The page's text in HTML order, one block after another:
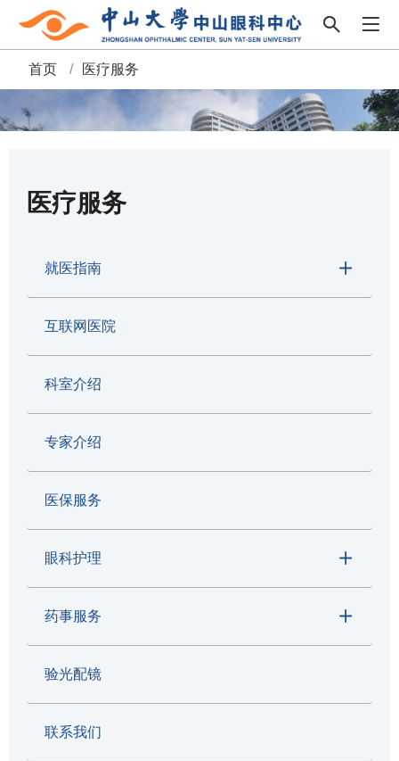
面
包
首页 / 医疗服务
医疗服务
就医指南
互联网医院
科室介绍
专家介绍
医保服务
眼科护理
药事服务
验光配镜
联系我们